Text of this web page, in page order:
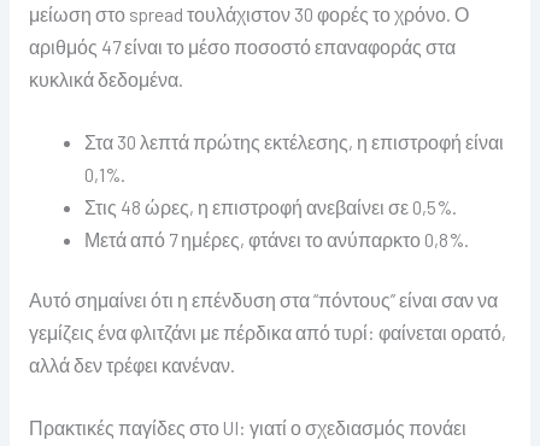
μείωση στο spread τουλάχιστον 30 φορές το χρόνο. Ο
αριθμός 47 είναι το μέσο ποσοστό επαναφοράς στα
κυκλικά δεδομένα.
Στα 30 λεπτά πρώτης εκτέλεσης, η επιστροφή είναι
0,1%.
Στις 48 ώρες, η επιστροφή ανεβαίνει σε 0,5%.
Μετά από 7 ημέρες, φτάνει το ανύπαρκτο 0,8%.
Αυτό σημαίνει ότι η επένδυση στα “πόντους” είναι σαν να
γεμίζεις ένα φλιτζάνι με πέρδικα από τυρί: φαίνεται ορατό,
αλλά δεν τρέφει κανέναν.
Πρακτικές παγίδες στο UI: γιατί ο σχεδιασμός πονάει